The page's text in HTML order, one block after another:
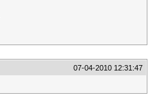
07-04-2010 12:31:47